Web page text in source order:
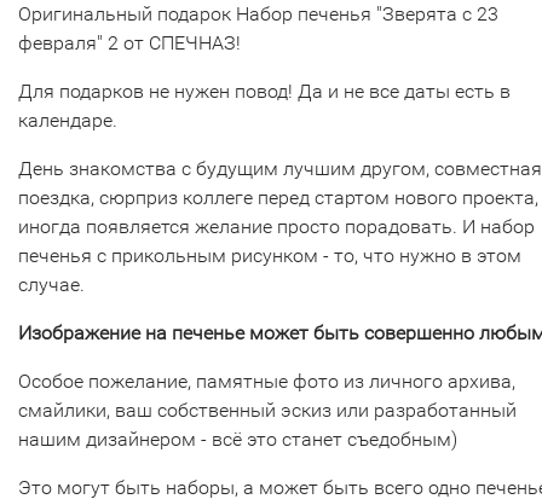
Оригинальный подарок Набор печенья "Зверята с 23
февраля" 2 от СПЕЧНАЗ!
Для подарков не нужен повод! Да и не все даты есть в
календаре.
День знакомства с будущим лучшим другом, совместная
поездка, сюрприз коллеге перед стартом нового
иногда появляется желание просто порадовать. И набор
печенья с прикольным рисунком - то, что нужно в этом
случае.
Изображение на печенье может быть совершенно
Особое пожелание, памятные фото из личного архива,
смайлики, ваш собственный эскиз или разработанный
нашим дизайнером - всё это станет съедобным)
Это могут быть наборы, а может быть всего одно